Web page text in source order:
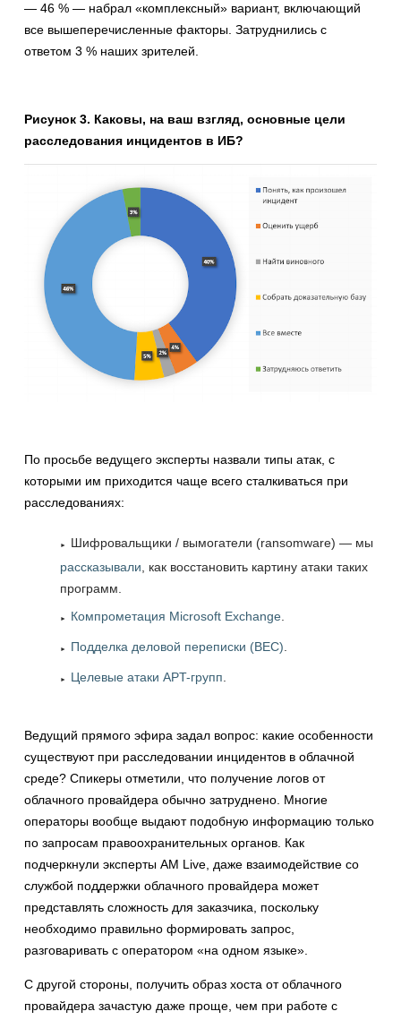
— 46 % — набрал «комплексный» вариант, включающий
все вышеперечисленные факторы. Затруднились с
ответом 3 % наших зрителей.
Рисунок 3. Каковы, на ваш взгляд, основные цели
расследования инцидентов в ИБ?
По просьбе ведущего эксперты назвали типы атак, с
которыми им приходится чаще всего сталкиваться при
расследованиях:
Шифровальщики / вымогатели (ransomware) — мы
рассказывали , как восстановить картину атаки таких
программ.
Компрометация Microsoft Exchange
Подделка деловой переписки (BEC)
Целевые атаки APT-групп
Ведущий прямого эфира задал вопрос: какие особенности
существуют при расследовании инцидентов в облачной
среде? Спикеры отметили, что получение логов от
облачного провайдера обычно затруднено. Многие
операторы вообще выдают подобную информацию только
по запросам правоохранительных органов. Как
подчеркнули эксперты AM Live, даже взаимодействие со
службой поддержки облачного провайдера может
представлять сложность для заказчика, поскольку
необходимо правильно формировать запрос,
разговаривать с оператором «на одном языке».
С другой стороны, получить образ хоста от облачного
провайдера зачастую даже проще, чем при работе с